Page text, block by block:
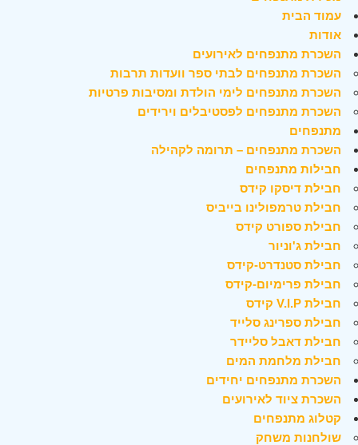
עמוד הבית
אודות
השכרת מתנפחים לאירועים
השכרת מתנפחים לבתי ספר וועדות תרבות
השכרת מתנפחים לימי הולדת ומסיבות פרטיות
השכרת מתנפחים לפסטיבלים וירידים
מתנפחים
השכרת מתנפחים – תרומה לקהילה
חבילות מתנפחים
חבילת דיסקו קידס
חבילת טרמפולינו בייביס
חבילת ספורט קידס
חבילת ג'וניור
חבילת סטנדרט-קידס
חבילת פרימיום-קידס
חבילת V.I.P קידס
חבילת ספרינג סלייד
חבילת דאבל סליידר
חבילת מלחמת המים
השכרת מתנפחים יחידים
השכרת ציוד לאירועים
קטלוג מתנפחים
שולחנות משחק